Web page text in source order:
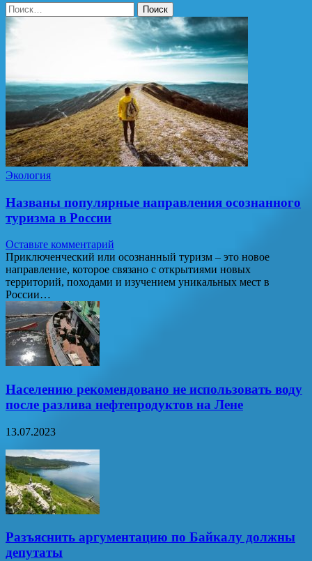
Найти:
Экология
Названы популярные направления осознанного
туризма в России
Оставьте комментарий
Приключенческий или осознанный туризм – это новое
направление, которое связано с открытиями новых
территорий, походами и изучением уникальных мест в
России…
Населению рекомендовано не использовать воду
после разлива нефтепродуктов на Лене
13.07.2023
Разъяснить аргументацию по Байкалу должны
депутаты